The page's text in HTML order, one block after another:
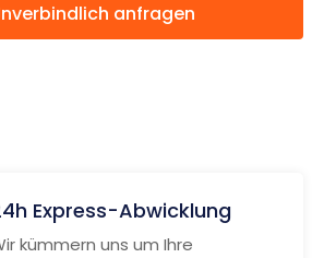
anfragen
Express-Abwicklung
kümmern uns um Ihre